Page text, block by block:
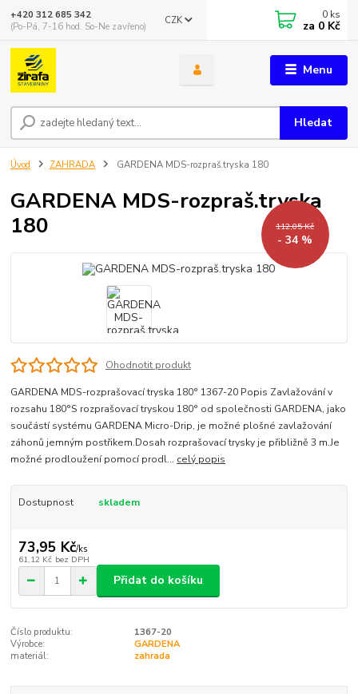
Menu
CZK
Hledat
+420 312 685 342
(Po-Pá, 7-16 hod. So-Ne zavřeno)
0 ks
za 0 Kč
Úvod ZAHRADA GARDENA MDS-rozpraš.tryska 180
GARDENA MDS-rozpraš.tryska
180
112,05 Kč
- 34 %
Ohodnotit produkt
GARDENA MDS-rozprašovací tryska 180° 1367-20 Popis Zavlažování v
rozsahu 180°S rozprašovací tryskou 180° od společnosti GARDENA, jako
součástí systému GARDENA Micro-Drip, je možné plošné zavlažování
záhonů jemným postřikem.Dosah rozprašovací trysky je přibližně 3 m.Je
možné prodloužení pomocí prodl... celý popis
Dostupnost skladem
73,95 Kč/ks
61,12 Kč bez DPH
Přidat do košíku
Číslo produktu:
1367-20
Výrobce:
GARDENA
materiál:
zahrada